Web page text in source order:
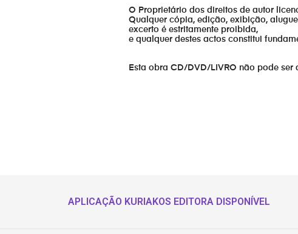
O Proprietário dos direitos de autor
Qualquer cópia, edição, exibição,
excerto é estritamente proibida,
e qualquer destes actos constitui
Esta obra CD/DVD/LIVRO não pode
APLICAÇÃO KURIAKOS EDITORA DISPONÍVEL